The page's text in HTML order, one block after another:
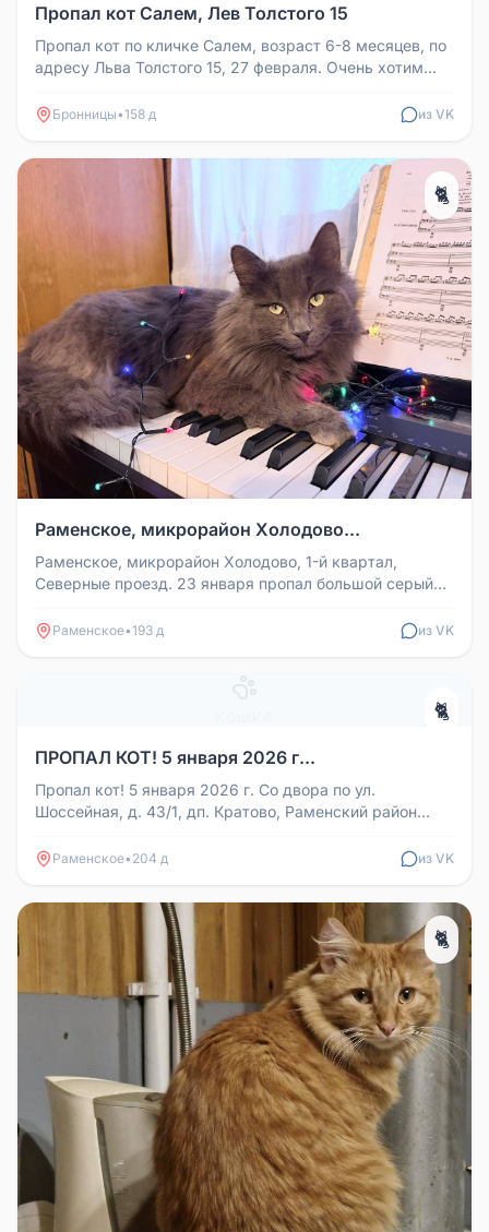
Пропал кот Салем, Лев Толстого 15
Пропал кот по кличке Салем, возраст 6-8 месяцев, по
адресу Льва Толстого 15, 27 февраля. Очень хотим
Бронницы•158 д из VK
🐈
Раменское, микрорайон Холодово...
Раменское, микрорайон Холодово, 1-й квартал,
Северные проезд. 23 января пропал большой серый
Раменское•193 д из VK
🐈
ПРОПАЛ КОТ! 5 января 2026 г...
Пропал кот! 5 января 2026 г. Со двора по ул.
Шоссейная, д. 43/1, дп. Кратово, Раменский район
Раменское• 204 д из VK
🐈